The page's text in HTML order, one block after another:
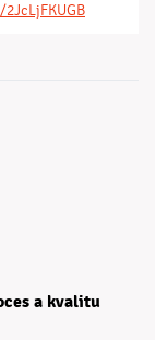
a kvalitu